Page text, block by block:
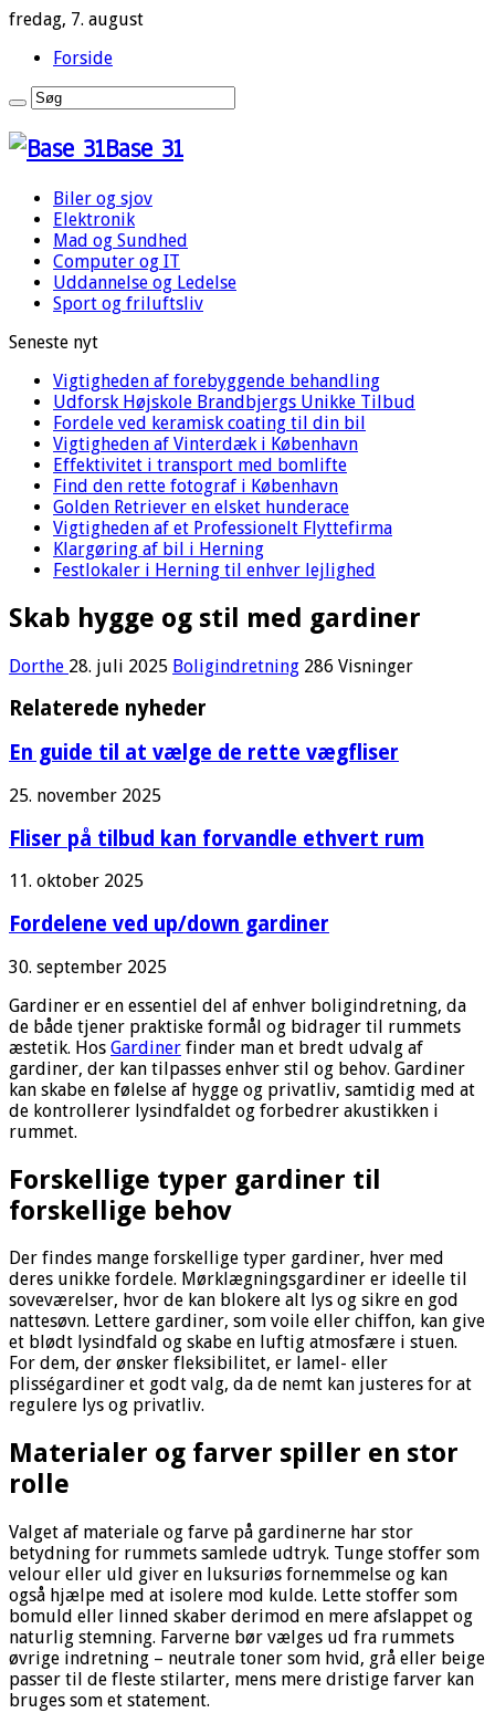
fredag, 7. august
Forside
Base 31
Biler og sjov
Elektronik
Mad og Sundhed
Computer og IT
Uddannelse og Ledelse
Sport og friluftsliv
Seneste nyt
Vigtigheden af forebyggende behandling
Udforsk Højskole Brandbjergs Unikke Tilbud
Fordele ved keramisk coating til din bil
Vigtigheden af Vinterdæk i København
Effektivitet i transport med bomlifte
Find den rette fotograf i København
Golden Retriever en elsket hunderace
Vigtigheden af et Professionelt Flyttefirma
Klargøring af bil i Herning
Festlokaler i Herning til enhver lejlighed
Skab hygge og stil med gardiner
Dorthe 28. juli 2025 Boligindretning 286 Visninger
Relaterede nyheder
En guide til at vælge de rette vægfliser
25. november 2025
Fliser på tilbud kan forvandle ethvert rum
11. oktober 2025
Fordelene ved up/down gardiner
30. september 2025
Gardiner er en essentiel del af enhver boligindretning, da
de både tjener praktiske formål og bidrager til rummets
æstetik. Hos Gardiner finder man et bredt udvalg af
gardiner, der kan tilpasses enhver stil og behov. Gardiner
kan skabe en følelse af hygge og privatliv, samtidig med at
de kontrollerer lysindfaldet og forbedrer akustikken i
rummet.
Forskellige typer gardiner til
forskellige behov
Der findes mange forskellige typer gardiner, hver med
deres unikke fordele. Mørklægningsgardiner er ideelle til
soveværelser, hvor de kan blokere alt lys og sikre en god
nattesøvn. Lettere gardiner, som voile eller chiffon, kan give
et blødt lysindfald og skabe en luftig atmosfære i stuen.
For dem, der ønsker fleksibilitet, er lamel- eller
plisségardiner et godt valg, da de nemt kan justeres for at
regulere lys og privatliv.
Materialer og farver spiller en stor
rolle
Valget af materiale og farve på gardinerne har stor
betydning for rummets samlede udtryk. Tunge stoffer som
velour eller uld giver en luksuriøs fornemmelse og kan
også hjælpe med at isolere mod kulde. Lette stoffer som
bomuld eller linned skaber derimod en mere afslappet og
naturlig stemning. Farverne bør vælges ud fra rummets
øvrige indretning – neutrale toner som hvid, grå eller beige
passer til de fleste stilarter, mens mere dristige farver kan
bruges som et statement.